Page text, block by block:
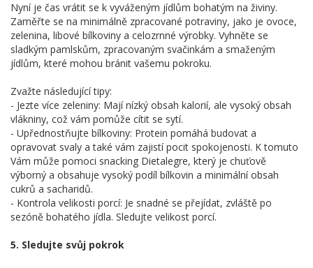
Nyní je čas vrátit se k vyváženým jídlům bohatým na živiny.
Zaměřte se na minimálně zpracované potraviny, jako je ovoce,
zelenina, libové bílkoviny a celozrnné výrobky. Vyhněte se
sladkým pamlskům, zpracovaným svačinkám a smaženým
jídlům, které mohou bránit vašemu pokroku.
Zvažte následující tipy:
- Jezte více zeleniny: Mají nízký obsah kalorií, ale vysoký obsah
vlákniny, což vám pomůže cítit se sytí.
- Upřednostňujte bílkoviny: Protein pomáhá budovat a
opravovat svaly a také vám zajistí pocit spokojenosti. K tomuto
Vám může pomoci snacking Dietalegre, který je chuťově
výborný a obsahuje vysoký podíl bílkovin a minimální obsah
cukrů a sacharidů.
- Kontrola velikosti porcí: Je snadné se přejídat, zvláště po
sezóně bohatého jídla. Sledujte velikost porcí.
5. Sledujte svůj pokrok